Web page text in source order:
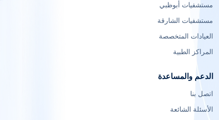
مستشفيات أبوظبي
مستشفيات الشارقة
العيادات المتخصصة
المراكز الطبية
الدعم والمساعدة
اتصل بنا
الأسئلة الشائعة